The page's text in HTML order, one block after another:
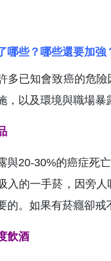
哪些？哪些還要加強
多已知會致癌的危
，以及環境與職場暴
與20-30%的癌症死
入的一手菸，因旁
的。如果有菸癮卻戒
飲酒